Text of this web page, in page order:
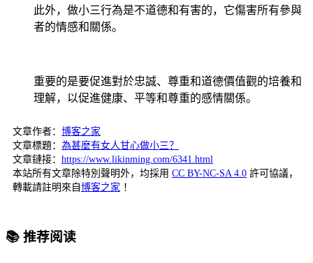
此外，做小三行為是不道德和有害的，它傷害所有參與
者的情感和關係。
重要的是要促進對於忠誠、尊重和道德價值觀的培養和
理解，以促進健康、平等和尊重的感情關係。
文章作者： 博客之家
文章標題： 為甚麼有女人甘心做小三？
文章鏈接： https://www.likinming.com/6341.html
本站所有文章除特別聲明外，均採用 CC BY-NC-SA 4.0 許可協議，
轉載請註明來自 博客之家 ！
📚 推荐阅读